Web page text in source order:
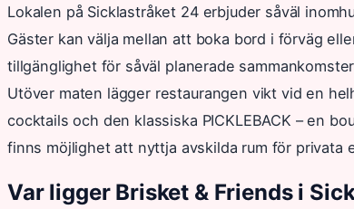
Lokalen på Sicklastråket 24 erbjuder såväl
Gäster kan välja mellan att boka bord i förväg
tillgänglighet för såväl planerade
Utöver maten lägger restaurangen vikt vid en
cocktails och den klassiska PICKLEBACK – en
finns möjlighet att nyttja avskilda rum för privata
Var ligger Brisket & Friends i